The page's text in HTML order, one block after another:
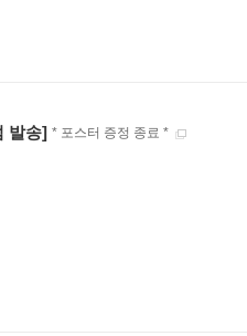
발송] * 포스터 증정 종료 *